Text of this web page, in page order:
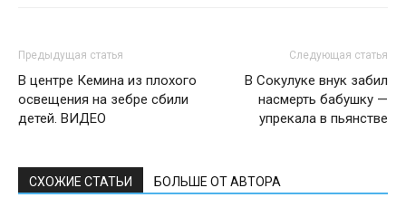
Предыдущая статья
В центре Кемина из плохого
освещения на зебре сбили
детей. ВИДЕО
Следующая статья
В Сокулуке внук забил
насмерть бабушку —
упрекала в пьянстве
СХОЖИЕ СТАТЬИ БОЛЬШЕ ОТ АВТОРА